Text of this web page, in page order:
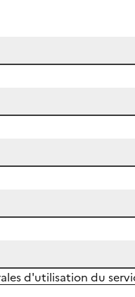
d'utilisation du